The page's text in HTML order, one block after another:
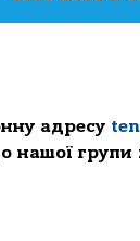
адресу
нашої групи